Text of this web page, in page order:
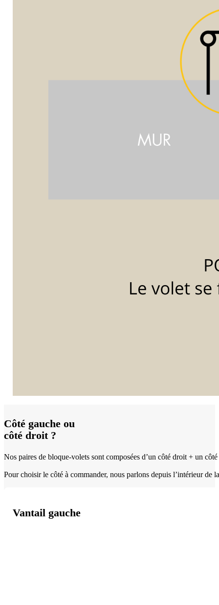
Côté gauche ou
côté droit ?
Nos paires de bloque-volets sont composées d’un côté droit + un
Pour choisir le côté à commander, nous parlons depuis l’intérieur
Vantail gauche